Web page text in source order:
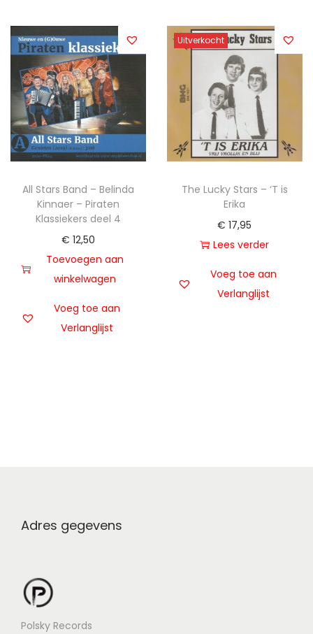
All Stars Band – Belinda
Kinnaer – Piraten
Klassiekers deel 4
€ 12,50
Toevoegen aan
winkelwagen
Voeg toe aan
Verlanglijst
Uitverkocht
The Lucky Stars – ‘T is
Erika
€ 17,95
Lees verder
Voeg toe aan
Verlanglijst
Adres gegevens
Polsky Records